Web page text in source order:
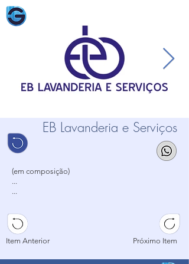
EB Lavanderia e Serviços
(em composição)
...
...
Item Anterior Próximo Item